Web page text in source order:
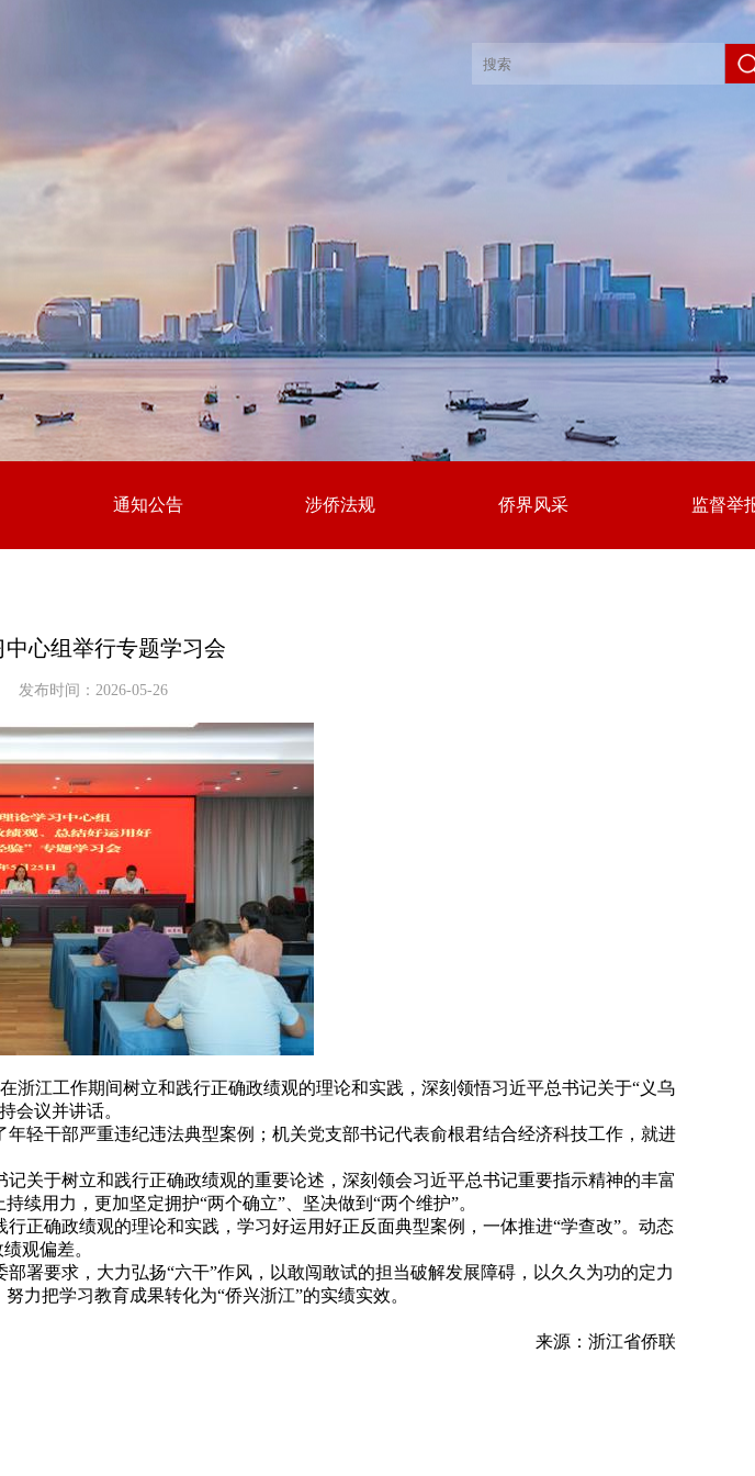
通知公告 涉侨法规 侨界风采 监督举
心组举行专题学习会
发布时间：2026-05-26
江工作期间树立和践行正确政绩观的理论和实践，深刻领悟习近平总书记关于“义乌
会议并讲话。
轻干部严重违纪违法典型案例；机关党支部书记代表俞根君结合经济科技工作，就进
关于树立和践行正确政绩观的重要论述，深刻领会习近平总书记重要指示精神的丰富
续用力，更加坚定拥护“两个确立”、坚决做到“两个维护”。
正确政绩观的理论和实践，学习好运用好正反面典型案例，一体推进“学查改”。动态
观偏差。
署要求，大力弘扬“六干”作风，以敢闯敢试的担当破解发展障碍，以久久为功的定力
力把学习教育成果转化为“侨兴浙江”的实绩实效。
来源：浙江省侨联